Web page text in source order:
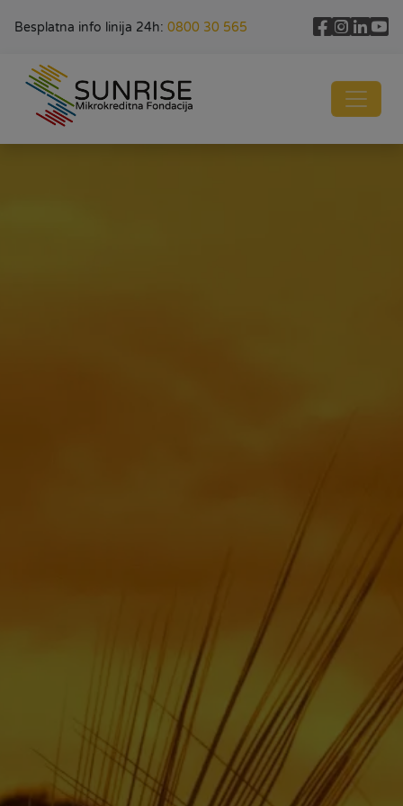
Besplatna info linija 24h: 0800 30 565